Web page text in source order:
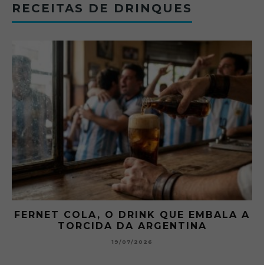
RECEITAS DE DRINQUES
FERNET COLA, O DRINK QUE EMBALA A
TORCIDA DA ARGENTINA
19/07/2026